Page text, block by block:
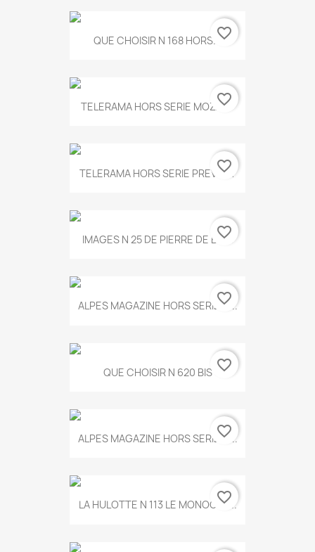
QUE CHOISIR N 168 HORS...favorite_border
TELERAMA HORS SERIE MOZART
favorite_border
TELERAMA HORS SERIE PREVERT
favorite_border
IMAGES N 25 DE PIERRE DE BOIS
favorite_border
ALPES MAGAZINE HORS SERIE N...
favorite_border
QUE CHOISIR N 620 BIS favorite_border
ALPES MAGAZINE HORS SERIE N...
favorite_border
LA HULOTTE N 113 LE MONOCLE...
favorite_border